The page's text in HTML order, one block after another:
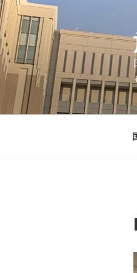
コ
ン
テ
ン
ツ
へ